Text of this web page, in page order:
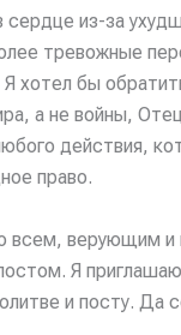
сердце из-за
тревожные
хотел бы
а не войны,
действия,
право.
всем, верующим
Я
и посту. Да